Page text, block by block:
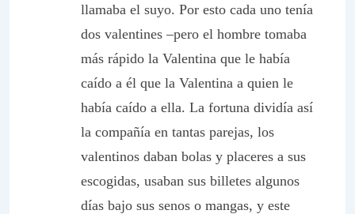
llamaba el suyo. Por esto cada uno tenía
dos valentines –pero el hombre tomaba
más rápido la Valentina que le había
caído a él que la Valentina a quien le
había caído a ella. La fortuna dividía así
la compañía en tantas parejas, los
valentinos daban bolas y placeres a sus
escogidas, usaban sus billetes algunos
días bajo sus senos o mangas, y este